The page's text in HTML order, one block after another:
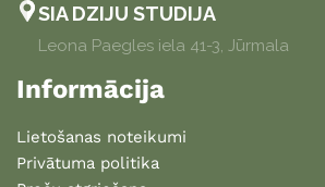
SIA DZIJU STUDIJA
Leona Paegles iela 41-3, Jūrmala
Informācija
Lietošanas noteikumi
Privātuma politika